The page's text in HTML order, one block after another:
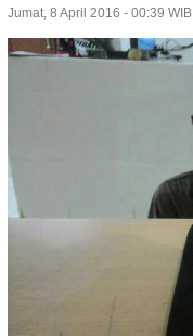
Jumat, 8 April 2016 - 00:39 WIB